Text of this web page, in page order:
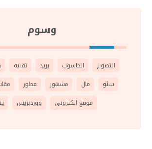
وسوم
التصوير الحاسوب بريد تقنية
سئو
مال مشهور مطور
موقع الكتروني
ووردبريس